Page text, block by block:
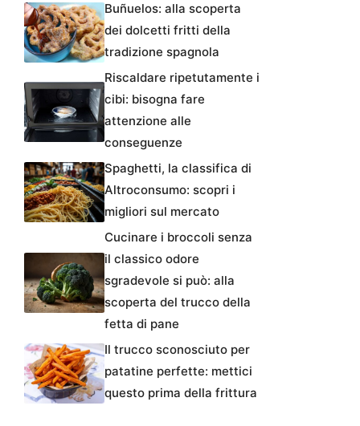
Buñuelos: alla scoperta
dei dolcetti fritti della
tradizione spagnola
Riscaldare ripetutamente i
cibi: bisogna fare
attenzione alle
conseguenze
Spaghetti, la classifica di
Altroconsumo: scopri i
migliori sul mercato
Cucinare i broccoli senza
il classico odore
sgradevole si può: alla
scoperta del trucco della
fetta di pane
Il trucco sconosciuto per
patatine perfette: mettici
questo prima della frittura